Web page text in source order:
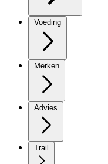
Voeding
Merken
Advies
Trail